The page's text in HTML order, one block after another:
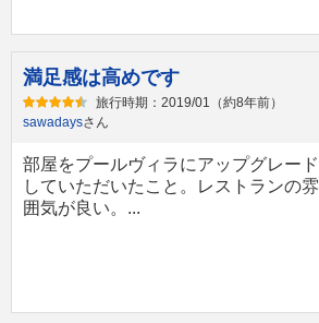
満足感は高めです
旅行時期：2019/01（約8年前）
sawadaysさん
部屋をプールヴィラにアップグレード
していただいたこと。レストランの雰
囲気が良い。...